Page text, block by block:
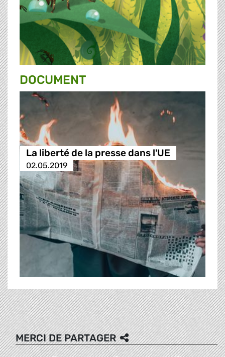
DOCUMENT
La liberté de la presse dans l'UE
02.05.2019
MERCI DE PARTAGER